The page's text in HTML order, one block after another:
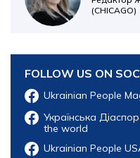
(CHICAGO)
FOLLOW US ON
Ukrainian People
Українська
the world
Ukrainian People